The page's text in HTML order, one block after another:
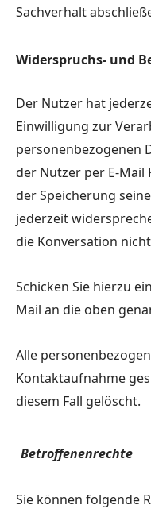
Sachverhalt
Widerspruchs- und
Der Nutzer hat
Einwilligung zur
personenbezogenen
der Nutzer per E-
der Speicherung
jederzeit
die Konversation
Schicken Sie hierzu
Mail an die oben
Alle
Kontaktaufnahme
diesem Fall gelöscht.
Betroffenenrechte
Sie können folgende